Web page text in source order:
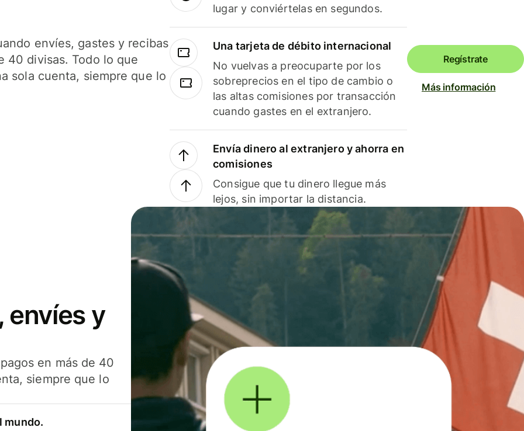
envíes, gastes y recibas
40 divisas. Todo lo que
sola cuenta, siempre que lo
lugar y conviértelas en segundos.
Una tarjeta de débito internacional
No vuelvas a preocuparte por los
sobreprecios en el tipo de cambio o
las altas comisiones por transacción
cuando gastes en el extranjero.
Envía dinero al extranjero y ahorra en
comisiones
Consigue que tu dinero llegue más
lejos, sin importar la distancia.
Regístrate
Más información
envíes y
en más de 40
siempre que lo
mundo.